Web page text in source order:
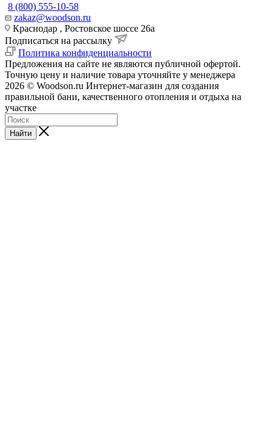
8 (800) 555-10-58
zakaz@woodson.ru
Краснодар , Ростовское шоссе 26а
Подписаться на рассылку
Политика конфиденциальности
Предложения на сайте не являются публичной офертой.
Точную цену и наличие товара уточняйте у менеджера
2026 © Woodson.ru Интернет-магазин для создания
правильной бани, качественного отопления и отдыха на
участке
Найти